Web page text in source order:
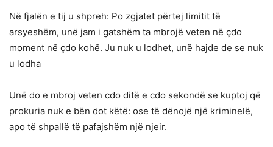
Në fjalën e tij u shpreh: Po zgjatet përtej limitit të
arsyeshëm, unë jam i gatshëm ta mbrojë veten në çdo
moment në çdo kohë. Ju nuk u lodhet, unë hajde de se nuk
u lodha
Unë do e mbroj veten cdo ditë e cdo sekondë se kuptoj që
prokuria nuk e bën dot këtë: ose të dënojë një kriminelë,
apo të shpallë të pafajshëm një njeir.